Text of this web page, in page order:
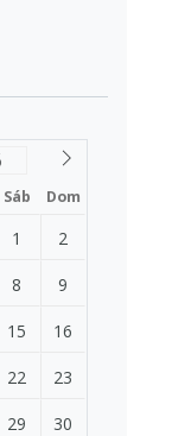
Sáb Dom
1 2
8 9
15 16
22 23
29 30